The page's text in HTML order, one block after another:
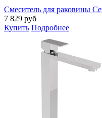
Смеситель для раковины
7 829 руб
Купить Подробнее